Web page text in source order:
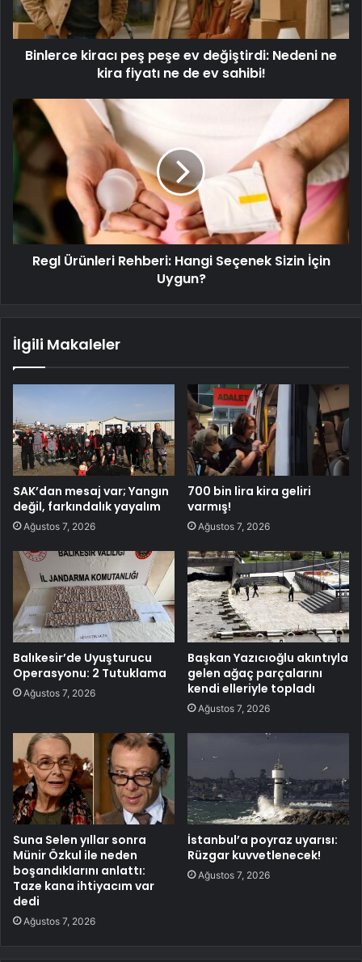
Binlerce kiracı peş peşe ev değiştirdi: Nedeni ne
kira fiyatı ne de ev sahibi!
Regl Ürünleri Rehberi: Hangi Seçenek Sizin İçin
Uygun?
İlgili Makaleler
SAK’dan mesaj var; Yangın
değil, farkındalık yayalım
Ağustos 7, 2026
700 bin lira kira geliri
varmış!
Ağustos 7, 2026
Balıkesir’de Uyuşturucu
Operasyonu: 2 Tutuklama
Ağustos 7, 2026
Başkan Yazıcıoğlu akıntıyla
gelen ağaç parçalarını
kendi elleriyle topladı
Ağustos 7, 2026
Suna Selen yıllar sonra
Münir Özkul ile neden
boşandıklarını anlattı:
Taze kana ihtiyacım var
dedi
Ağustos 7, 2026
İstanbul’a poyraz uyarısı:
Rüzgar kuvvetlenecek!
Ağustos 7, 2026